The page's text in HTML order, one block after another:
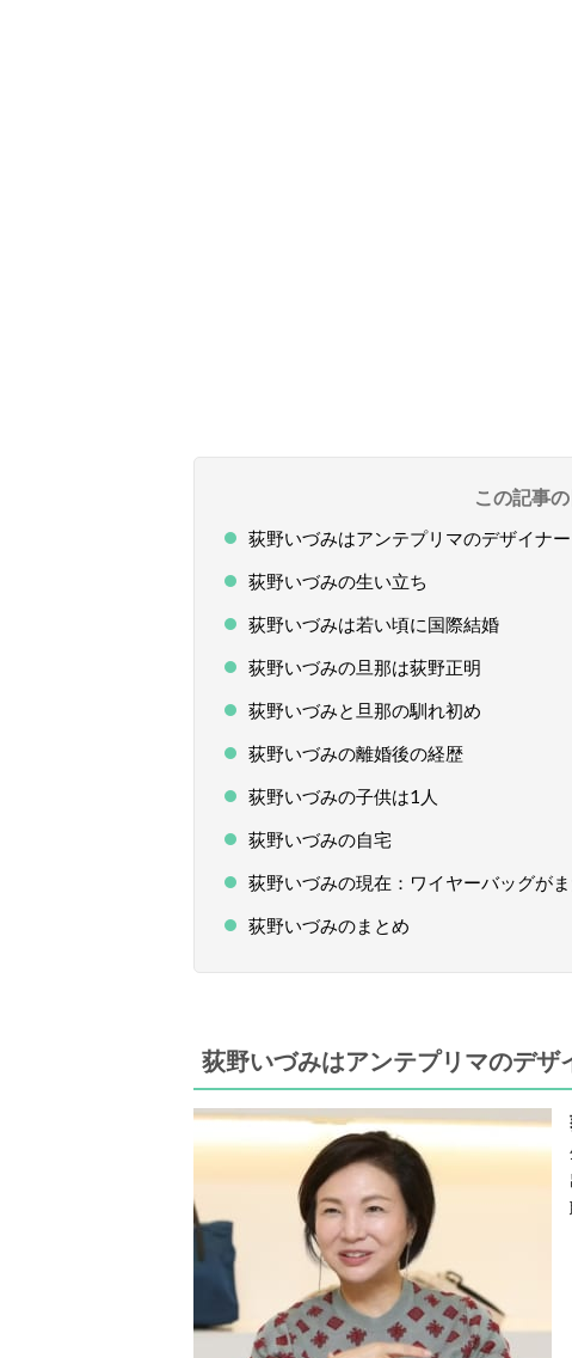
この記事
荻野いづみはアンテプリマのデザイナー
荻野いづみの生い立ち
荻野いづみは若い頃に国際結婚
荻野いづみの旦那は荻野正明
荻野いづみと旦那の馴れ初め
荻野いづみの離婚後の経歴
荻野いづみの子供は1人
荻野いづみの自宅
荻野いづみの現在：ワイヤーバッグが
荻野いづみのまとめ
荻野いづみはアンテプリマのデザ